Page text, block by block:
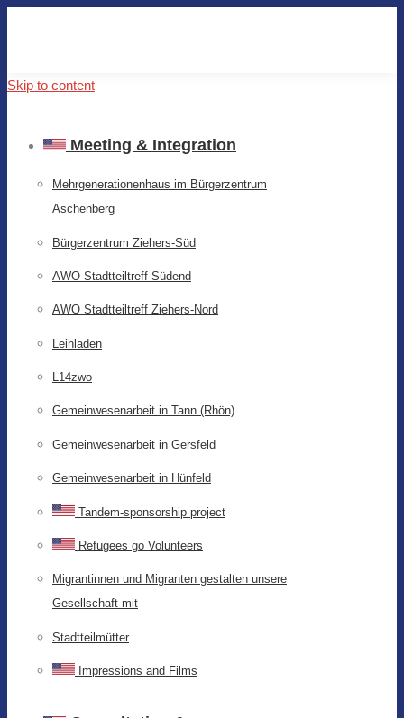
Skip to content
Meeting & Integration
Mehrgenerationenhaus im Bürgerzentrum
Aschenberg
Bürgerzentrum Ziehers-Süd
AWO Stadtteiltreff Südend
AWO Stadtteiltreff Ziehers-Nord
Leihladen
L14zwo
Gemeinwesenarbeit in Tann (Rhön)
Gemeinwesenarbeit in Gersfeld
Gemeinwesenarbeit in Hünfeld
Tandem-sponsorship project
Refugees go Volunteers
Migrantinnen und Migranten gestalten unsere
Gesellschaft mit
Stadtteilmütter
Impressions and Films